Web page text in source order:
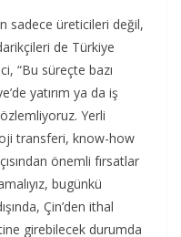
sadece üreticileri değil,
de Türkiye
“Bu süreçte bazı
yatırım ya da iş
Yerli
transferi, know-how
önemli fırsatlar
bugünkü
Çin’den ithal
girebilecek durumda